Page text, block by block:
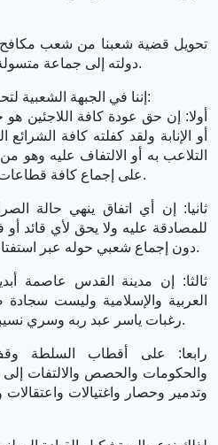
تحويل قضية شعبنا من شعب مكافح
دولته إلى جماعة متسولة تستحق الشفقة من المانحين.
إننا في الجبهة الشعبية لتحرير فلسطين نؤكد على ما يلي:
أولا: إن حق عودة كافة اللاجئين
أو الإنابة ولقد كفلته كافة
التلاعب به أو الالتفاف عليه وهو
على إجماع كافة قطاعات شعبنا في كافة أماكن تواجده.
ثانيا: إن أي اتفاق ينهي حالة
للمصادقة عليه ولا يحق لأي قائد
دون إجماع شعبي حوله عبر استفتاء شامل لكافة قطاعات شعبنا.
ثالثا: إن مدينة القدس عاصمة
العربية والإسلامية وليست
رغبات ياسر عبد ربه وسري نسيبه أو يوسي بيلين وعامي ايلون.
رابعا: على أقطاب السلطة
والحكومات والحصص والالتفات
وتدمير وحصار واغتيالات